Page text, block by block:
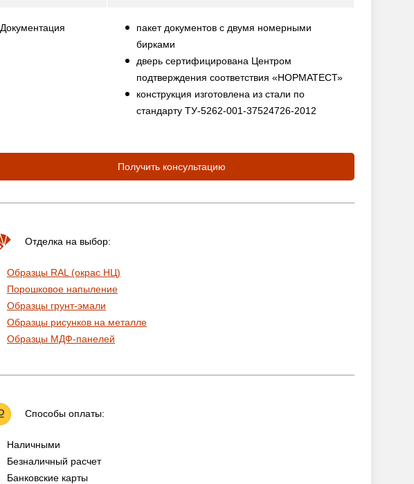
Документация
пакет документов с двумя номерными
бирками
дверь сертифицирована Центром
подтверждения соответствия «НОРМАТЕСТ»
конструкция изготовлена из стали по
стандарту ТУ-5262-001-37524726-2012
Получить консультацию
Отделка на выбор:
Образцы RAL (окрас НЦ)
Порошковое напыление
Образцы грунт-эмали
Образцы рисунков на металле
Образцы МДФ-панелей
Способы оплаты:
Наличными
Безналичный расчет
Банковские карты